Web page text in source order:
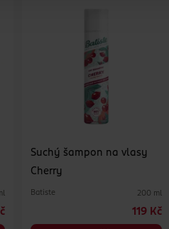
Suchý šampon na vlasy
Cherry
Batiste 200 ml
119 Kč